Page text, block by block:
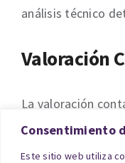
Consentimiento
Este sitio web utiliza
análisis técnico
Valoración
La valoración
inmobiliarios de
imprescindible